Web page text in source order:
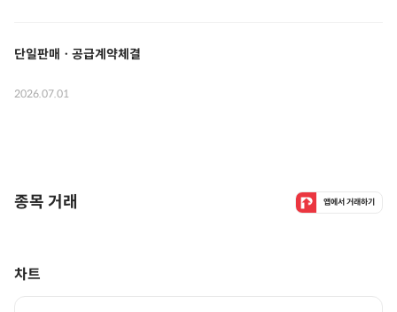
단일판매ㆍ공급계약체결
2026.07.01
종목 거래 앱에서 거래하기
차트